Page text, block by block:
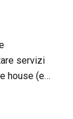
servizi
house (e